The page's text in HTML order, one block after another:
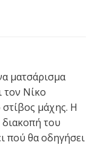
ματσάρισμα
τον Νίκο
μάχης. Η
του
πού θα οδηγήσει